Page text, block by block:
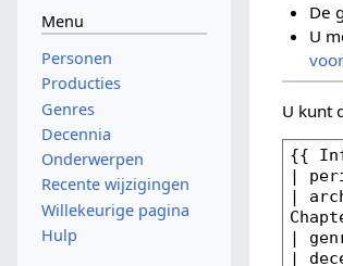
De
U
U kunt
Menu
Personen
Producties
Genres
Decennia
Onderwerpen
Recente wijzigingen
Willekeurige pagina
Hulp